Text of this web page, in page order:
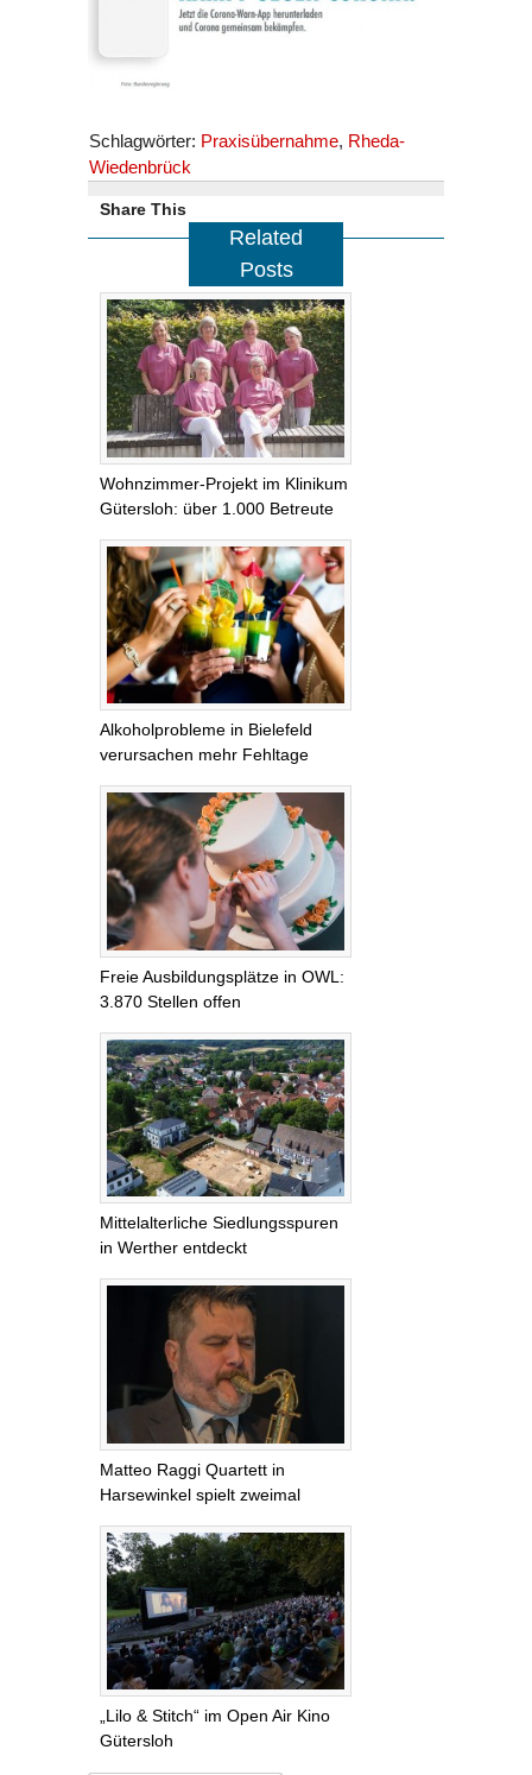
Schlagwörter: Praxisübernahme, Rheda-
Wiedenbrück
Share This
Related
Posts
Wohnzimmer-Projekt im Klinikum
Gütersloh: über 1.000 Betreute
Alkoholprobleme in Bielefeld
verursachen mehr Fehltage
Freie Ausbildungsplätze in OWL:
3.870 Stellen offen
Mittelalterliche Siedlungsspuren
in Werther entdeckt
Matteo Raggi Quartett in
Harsewinkel spielt zweimal
„Lilo & Stitch“ im Open Air Kino
Gütersloh